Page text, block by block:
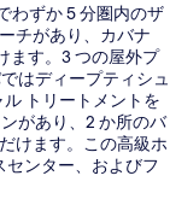
わずか 5 分圏内のザ
チがあり、カバナ
ます。3 つの屋外プ
はディープティシュ
トリートメントを
があり、2 か所のバ
けます。この高級ホ
ンター、およびフ